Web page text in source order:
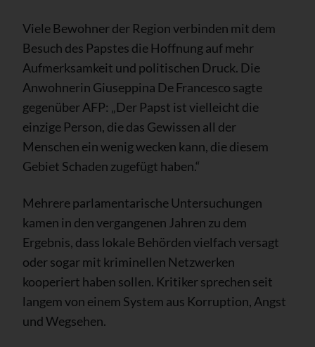
Viele Bewohner der Region verbinden mit dem
Besuch des Papstes die Hoffnung auf mehr
Aufmerksamkeit und politischen Druck. Die
Anwohnerin Giuseppina De Francesco sagte
gegenüber AFP: „Der Papst ist vielleicht die
einzige Person, die das Gewissen all der
Menschen ein wenig wecken kann, die diesem
Gebiet Schaden zugefügt haben.“
Mehrere parlamentarische Untersuchungen
kamen in den vergangenen Jahren zu dem
Ergebnis, dass lokale Behörden vielfach versagt
oder sogar mit kriminellen Netzwerken
kooperiert haben sollen. Kritiker sprechen seit
langem von einem System aus Korruption, Angst
und Wegsehen.